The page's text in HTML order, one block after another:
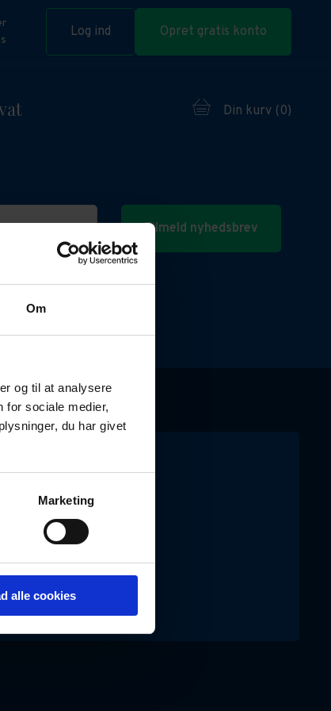
Om
og til at analysere
for sociale medier,
du har givet
Marketing
alle cookies
Log ind Opret gratis konto
Din kurv (0)
Tilmeld nyhedsbrev
hjælp?